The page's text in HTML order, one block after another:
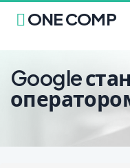
ONE COMP
Google